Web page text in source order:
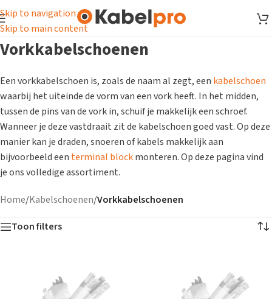
Skip to navigation
Skip to main content
Vorkkabelschoenen
Een vorkkabelschoen is, zoals de naam al zegt, een kabelschoen
waarbij het uiteinde de vorm van een vork heeft. In het midden,
tussen de pins van de vork in, schuif je makkelijk een schroef.
Wanneer je deze vastdraait zit de kabelschoen goed vast. Op deze
manier kan je draden, snoeren of kabels makkelijk aan
bijvoorbeeld een terminal blockmonteren. Op deze pagina vind
je ons volledige assortiment.
Home/Kabelschoenen/Vorkkabelschoenen
Toon filters